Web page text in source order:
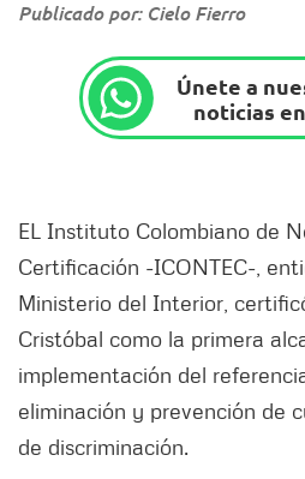
Publicado por: Cielo Fierro
Únete a
noticias
EL Instituto Colombiano de
Certificación -ICONTEC-,
Ministerio del Interior,
Cristóbal como la primera
implementación del
eliminación y prevención de
de discriminación.